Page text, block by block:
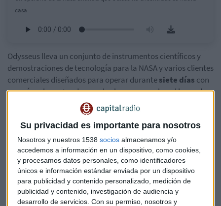
Su privacidad es importante para nosotros
Nosotros y nuestros 1538 socios almacenamos y/o
accedemos a información en un dispositivo, como cookies,
y procesamos datos personales, como identificadores
únicos e información estándar enviada por un dispositivo
para publicidad y contenido personalizado, medición de
publicidad y contenido, investigación de audiencia y
desarrollo de servicios. Con su permiso, nosotros y
casa
Odysseus lleva un conjunto de instrumentos científicos y
demostraciones de tecnología para la NASA y varios clientes
comerciales diseñados para operar durantesiete días con
energía solar antes de que el sol se ponga sobre el lugar de
aterrizaje polar. La carga útil de la NASA se centrará en
ecopilar datos sobre las interacciones del clima
espacialcon la superficie de la luna, la radioastronomía y
otros aspectos del entorno lunar.
La iniciativa se centra en elpolo sur de la Lunaen parte
porque allí existe una supuesta abundancia deagua
congeladaque puede usarse para sustentar la vida y
producir combustible para cohetes.